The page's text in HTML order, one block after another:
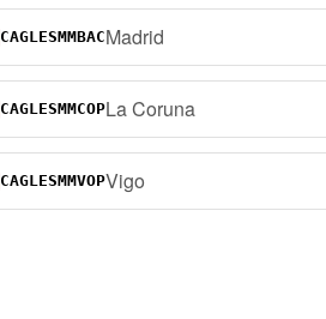
CAGLESMMBACMadrid
CAGLESMMCOPLa Coruna
CAGLESMMVOPVigo